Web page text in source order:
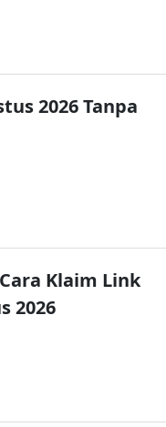
2026 Tanpa
Klaim Link
2026